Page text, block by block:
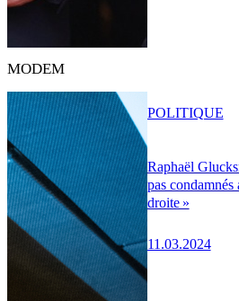
MODEM
Raphaël
pas
droite »
11.03.2024
POLITIQUE